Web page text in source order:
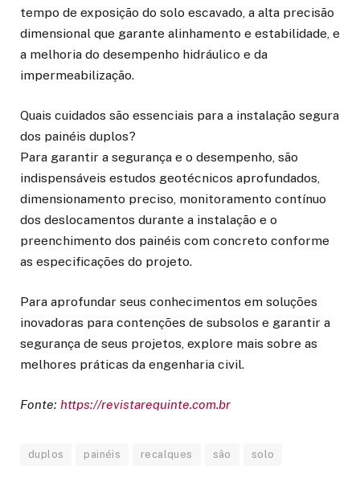
tempo de exposição do solo escavado, a alta precisão
dimensional que garante alinhamento e estabilidade, e
a melhoria do desempenho hidráulico e da
impermeabilização.
Quais cuidados são essenciais para a instalação segura
dos painéis duplos?
Para garantir a segurança e o desempenho, são
indispensáveis estudos geotécnicos aprofundados,
dimensionamento preciso, monitoramento contínuo
dos deslocamentos durante a instalação e o
preenchimento dos painéis com concreto conforme
as especificações do projeto.
Para aprofundar seus conhecimentos em soluções
inovadoras para contenções de subsolos e garantir a
segurança de seus projetos, explore mais sobre as
melhores práticas da engenharia civil.
Fonte: https://revistarequinte.com.br
duplos painéis recalques são solo